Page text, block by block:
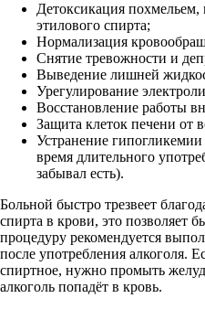
Детоксикация похмельем,
этилового спирта;
Нормализация
Снятие тревожности и
Выведение лишней
Урегулирование
Восстановление работы
Защита клеток печени от
Устранение
время длительного
забывал есть).
Больной быстро трезвеет
спирта в крови, это позволяет
процедуру рекомендуется
после употребления алкоголя.
спиртное, нужно промыть
алкоголь попадёт в кровь.